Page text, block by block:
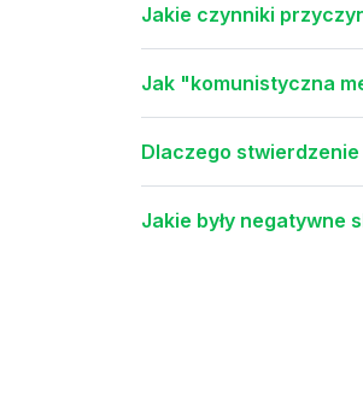
Jakie czynniki
Jak "komunistyczna
Dlaczego
Jakie były negatywne